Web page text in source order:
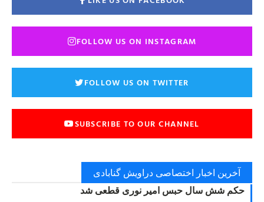
FOLLOW US ON INSTAGRAM
FOLLOW US ON TWITTER
SUBSCRIBE TO OUR CHANNEL
آخرین اخبار اختصاصی دراویش گنابادی
حکم شش سال حبس امیر نوری قطعی شد